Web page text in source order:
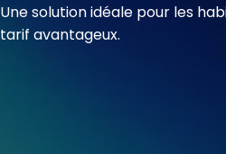
Une solution idéale pour les
tarif avantageux.